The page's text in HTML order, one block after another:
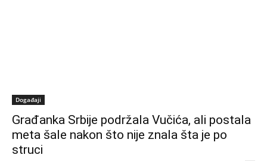
Događaji
Građanka Srbije podržala Vučića, ali postala
meta šale nakon što nije znala šta je po
struci